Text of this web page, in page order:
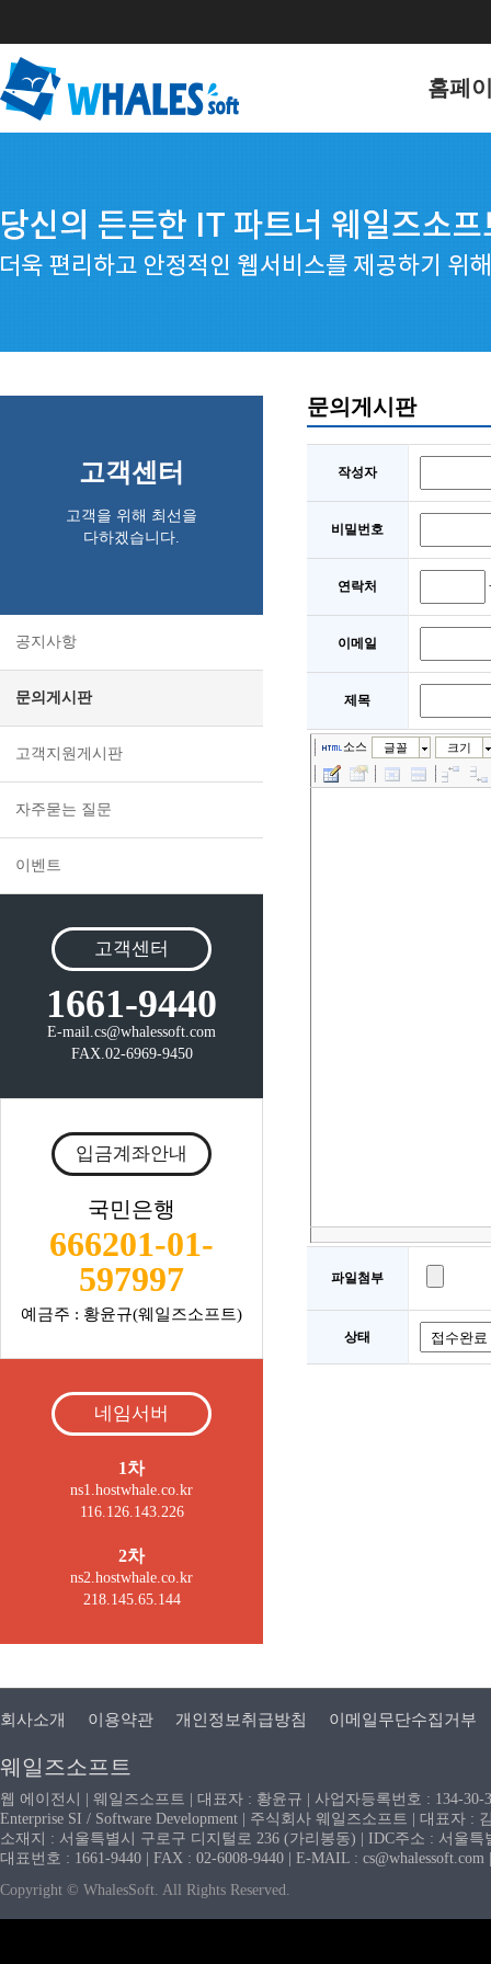
홈페
포트폴
고객센터
고객을 위해 최선을
다하겠습니다.
공지사항
문의게시판
고객지원게시판
자주묻는 질문
이벤트
고객센터
1661-9440
E-mail.cs@whalessoft.com
FAX.02-6969-9450
입금계좌안내
국민은행
666201-01-
597997
예금주 : 황윤규(웨일즈소프트)
네임서버
1차
ns1.hostwhale.co.kr
116.126.143.226
2차
ns2.hostwhale.co.kr
218.145.65.144
문의게시판
작성자
비밀번호
연락처
이메일
제목
소스 글꼴 크기
파일첨부
상태
회사소개 이용약관 개인정보취급방침 이메일무단수집거부
웨일즈소프트
웹 에이전시 | 웨일즈소프트 | 대표자 : 황윤규 | 사업자등록번호 : 134-
Enterprise SI / Software Development | 주식회사 웨일즈소프트 | 대표자 :
소재지 : 서울특별시 구로구 디지털로 236 (가리봉동) | IDC주소 : 서울
대표번호 : 1661-9440 | FAX : 02-6008-9440 | E-MAIL :
Copyright © WhalesSoft. All Rights Reserved.